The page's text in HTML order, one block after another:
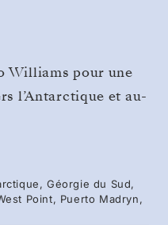
Williams pour une
l’Antarctique et au-
Drake vers le
imposants
les sommets
et ses colonies
Géorgie du Sud,
Point, Puerto Madryn,